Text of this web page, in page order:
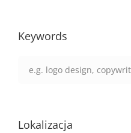
Keywords
Lokalizacja